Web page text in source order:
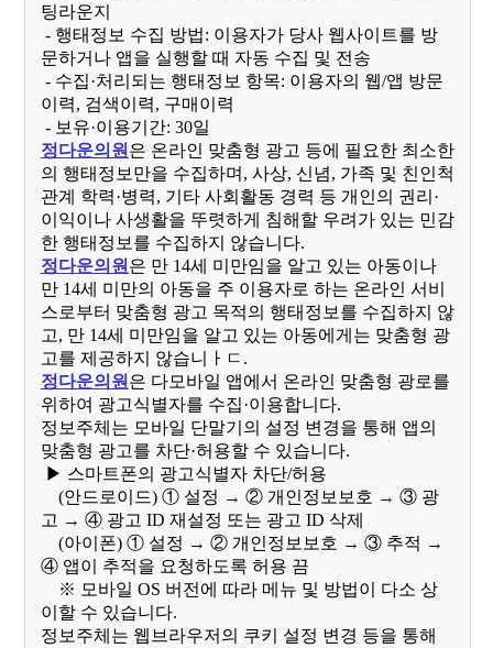
팅라운지
- 행태정보 수집 방법: 이용자가 당사 웹사이트를 방
문하거나 앱을 실행할 때 자동 수집 및 전송
- 수집·처리되는 행태정보 항목: 이용자의 웹/앱 방문
이력, 검색이력, 구매이력
- 보유·이용기간: 30일
정다운의원은 온라인 맞춤형 광고 등에 필요한 최소한
의 행태정보만을 수집하며, 사상, 신념, 가족 및 친인척
관계 학력·병력, 기타 사회활동 경력 등 개인의 권리·
이익이나 사생활을 뚜렷하게 침해할 우려가 있는 민감
한 행태정보를 수집하지 않습니다.
정다운의원은 만 14세 미만임을 알고 있는 아동이나
만 14세 미만의 아동을 주 이용자로 하는 온라인 서비
스로부터 맞춤형 광고 목적의 행태정보를 수집하지 않
고, 만 14세 미만임을 알고 있는 아동에게는 맞춤형 광
고를 제공하지 않습니ㅏㄷ.
정다운의원은 다모바일 앱에서 온라인 맞춤형 광로를
위하여 광고식별자를 수집·이용합니다.
정보주체는 모바일 단말기의 설정 변경을 통해 앱의
맞춤형 광고를 차단·허용할 수 있습니다.
▶ 스마트폰의 광고식별자 차단/허용
(안드로이드) ① 설정 → ② 개인정보보호​ → ③ 광
고 → ④ 광고 ID 재설정 또는 광고 ID 삭제
(아이폰) ① 설정 → ② 개인정보보호​ → ③ 추적 →
④ 앱이 추적을 요청하도록 허용 끔
※ 모바일 OS 버전에 따라 메뉴 및 방법이 다소 상
이할 수 있습니다.
정보주체는 웹브라우저의 쿠키 설정 변경 등을 통해